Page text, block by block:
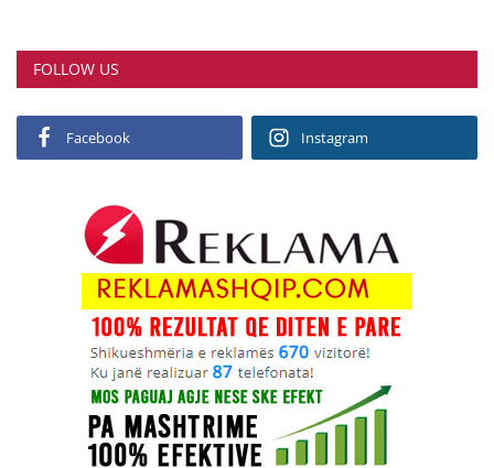
FOLLOW US
Facebook Instagram